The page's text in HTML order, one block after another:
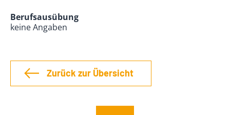
Berufsausübung
keine Angaben
Zurück zur Übersicht